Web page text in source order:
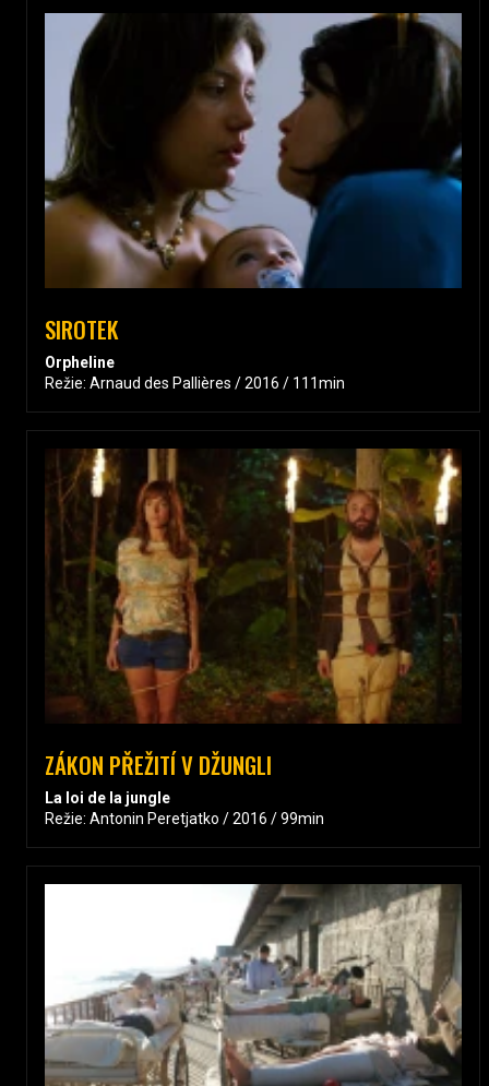
SIROTEK
Orpheline
Režie: Arnaud des Pallières / 2016 / 111min
ZÁKON PŘEŽITÍ V DŽUNGLI
La loi de la jungle
Režie: Antonin Peretjatko / 2016 / 99min